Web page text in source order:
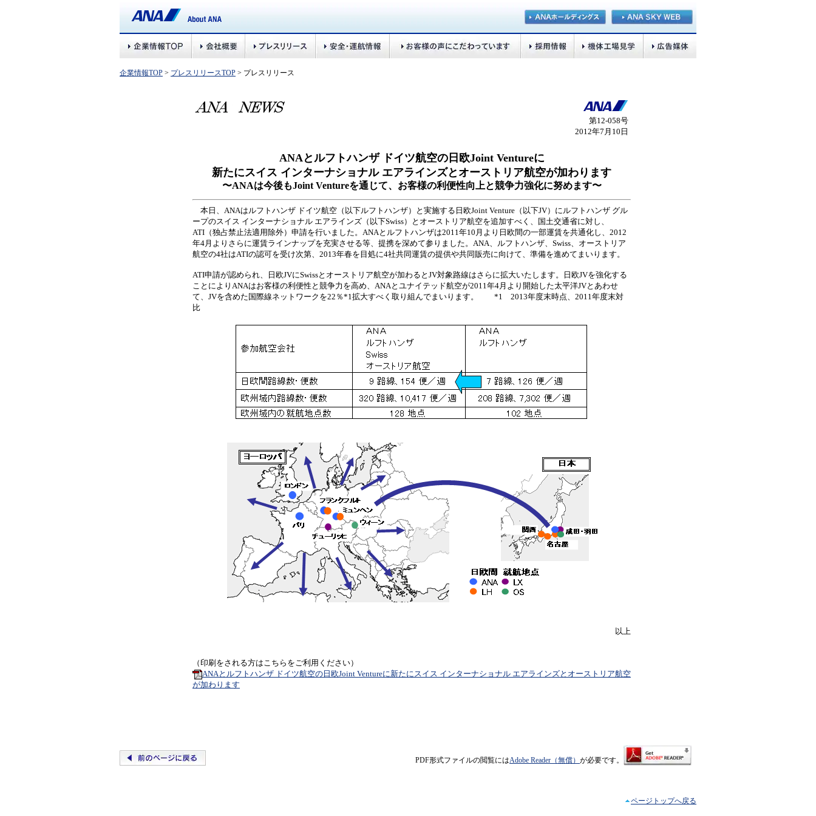
企業情報TOP > プレスリリースTOP > プレスリリース
第12-058号
2012年7月10日
ANAとルフトハンザ ドイツ航空の日欧Joint Ventureに
新たにスイス インターナショナル エアラインズとオーストリア航空が加わります
〜ANAは今後もJoint Ventureを通じて、お客様の利便性向上と競争力強化に努めます〜
本日、ANAはルフトハンザ ドイツ航空（以下ルフトハンザ）と実施する日欧Joint Venture（以下JV）にルフトハンザ グル
ープのスイス インターナショナル エアラインズ（以下Swiss）とオーストリア航空を追加すべく、国土交通省に対し、
ATI（独占禁止法適用除外）申請を行いました。ANAとルフトハンザは2011年10月より日欧間の一部運賃を共通化し、2012
年4月よりさらに運賃ラインナップを充実させる等、提携を深めて参りました。ANA、ルフトハンザ、Swiss、オーストリア
航空の4社はATIの認可を受け次第、2013年春を目処に4社共同運賃の提供や共同販売に向けて、準備を進めてまいります。
ATI申請が認められ、日欧JVにSwissとオーストリア航空が加わるとJV対象路線はさらに拡大いたします。日欧JVを強化する
ことによりANAはお客様の利便性と競争力を高め、ANAとユナイテッド航空が2011年4月より開始した太平洋JVとあわせ
て、JVを含めた国際線ネットワークを22％*1拡大すべく取り組んでまいります。 *1 2013年度末時点、2011年度末対
比
以上
（印刷をされる方はこちらをご利用ください）
ANAとルフトハンザ ドイツ航空の日欧Joint Ventureに新たにスイス インターナショナル エアラインズとオーストリア航空
が加わります
PDF形式ファイルの閲覧にはAdobe Reader（無償） が必要です。
ページトップへ戻る